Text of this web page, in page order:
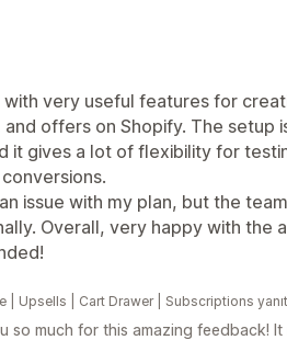
with very useful features for
and offers on Shopify. The setup
it gives a lot of flexibility for
issue with my plan, but the
Overall, very happy with the
| Upsells | Cart Drawer | Subscriptions
so much for this amazing feedback!